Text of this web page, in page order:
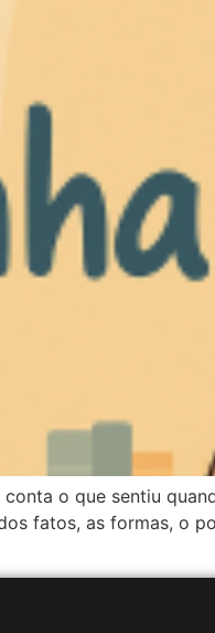
o que sentiu
fatos, as formas, o